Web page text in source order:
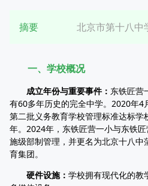
摘要 北京市第十八中
一、学校概况
成立年份与重要事件： 东铁匠营
有60多年历史的完全中学。2020年4
第二批义务教育学校管理标准达标
年。2024年，东铁匠营一小与东铁
施级部制管理，并更名为北京十八中
育集团。
硬件设施： 学校拥有现代化的教